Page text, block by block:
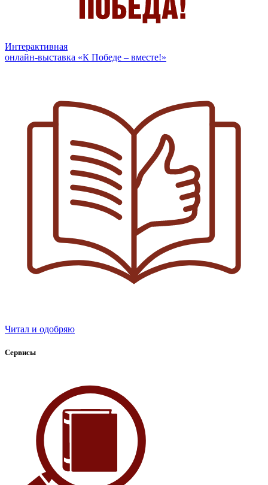
Интерактивная
онлайн-выставка «К Победе – вместе!»
Читал и одобряю
Сервисы